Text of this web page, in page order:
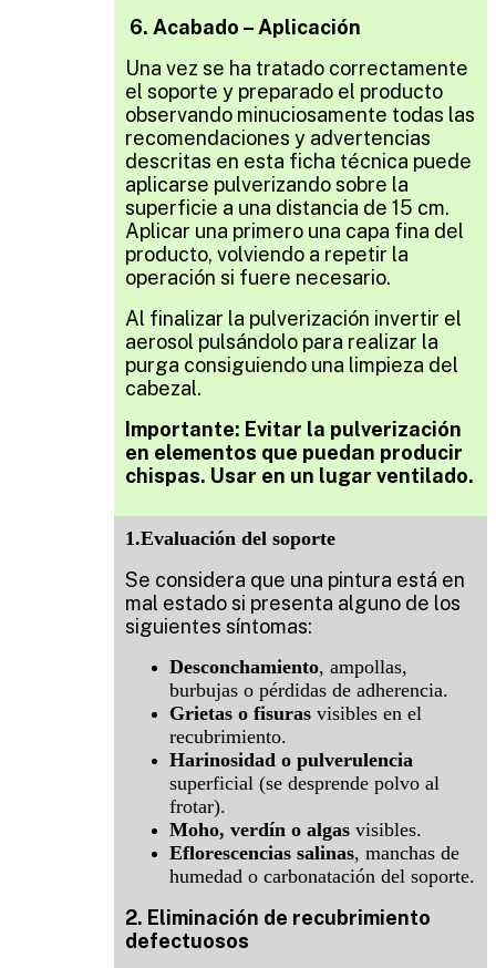
6. Acabado – Aplicación
Una vez se ha tratado correctamente
el soporte y preparado el producto
observando minuciosamente todas las
recomendaciones y advertencias
descritas en esta ficha técnica puede
aplicarse pulverizando sobre la
superficie a una distancia de 15 cm.
Aplicar una primero una capa fina del
producto, volviendo a repetir la
operación si fuere necesario.
Al finalizar la pulverización invertir el
aerosol pulsándolo para realizar la
purga consiguiendo una limpieza del
cabezal.
Importante: Evitar la pulverización
en elementos que puedan producir
chispas. Usar en un lugar ventilado.
1.Evaluación del soporte
Se considera que una pintura está en
mal estado si presenta alguno de los
siguientes síntomas:
Desconchamiento, ampollas,
burbujas o pérdidas de adherencia.
Grietas o fisuras visibles en el
recubrimiento.
Harinosidad o pulverulencia
superficial (se desprende polvo al
frotar).
Moho, verdín o algas visibles.
Eflorescencias salinas, manchas de
humedad o carbonatación del soporte.
2. Eliminación de recubrimiento
defectuosos